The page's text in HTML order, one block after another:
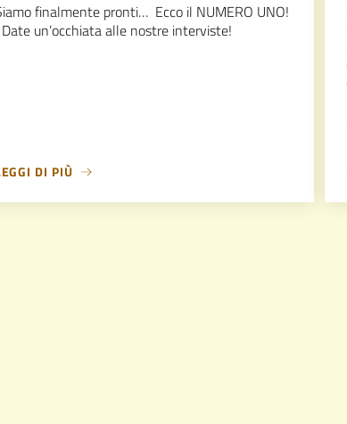
finalmente pronti… Ecco il NUMERO UNO!
Date un’occhiata alle nostre interviste!
DI PIÙ